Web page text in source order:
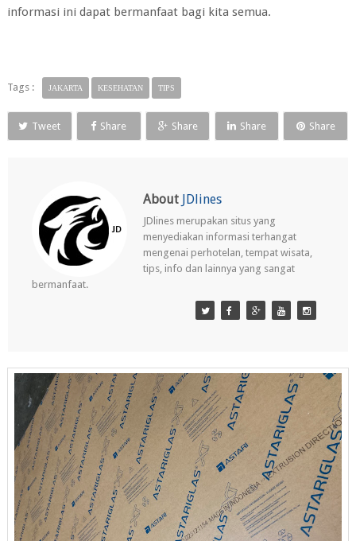
informasi ini dapat bermanfaat bagi kita semua.
Tags : JAKARTA KESEHATAN TIPS
Tweet Share Share Share Share
About JDlines
JDlines merupakan situs yang
menyediakan informasi terhangat
mengenai perhotelan, tempat wisata,
tips, info dan lainnya yang sangat
bermanfaat.